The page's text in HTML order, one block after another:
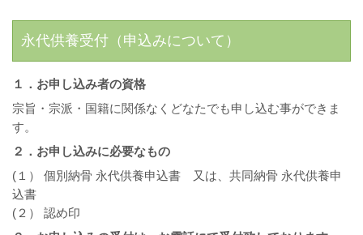
永代供養受付（申込みについて）
１．お申し込み者の資格
宗旨・宗派・国籍に関係なくどなたでも申し込む事ができま
す。
２．お申し込みに必要なもの
(１） 個別納骨 永代供養申込書 又は、共同納骨 永代供養申
込書
(２） 認め印